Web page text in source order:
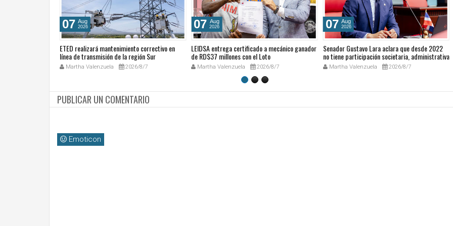
07 Aug
2026
ETED realizará mantenimiento correctivo en
línea de transmisión de la región Sur
Martha Valenzuela 2026/8/7
07 Aug
2026
LEIDSA entrega certificado a mecánico ganador
de RD$37 millones con el Loto
Martha Valenzuela 2026/8/7
07 Aug
2026
Senador Gustavo Lara aclara que desde 2022
no tiene participación societaria, administrativa
ni comercial en GESPRO
Martha Valenzuela 2026/8/7
PUBLICAR UN COMENTARIO
Emoticon